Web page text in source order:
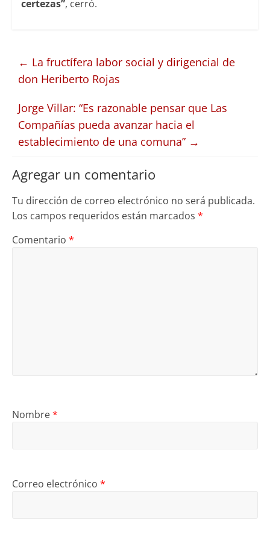
certezas”, cerró.
← La fructífera labor social y dirigencial de
don Heriberto Rojas
Jorge Villar: “Es razonable pensar que Las
Compañías pueda avanzar hacia el
establecimiento de una comuna” →
Agregar un comentario
Tu dirección de correo electrónico no será publicada.
Los campos requeridos están marcados *
Comentario *
Nombre*
Correo electrónico *